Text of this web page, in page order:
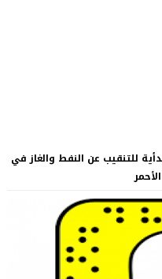
للتنقيب عن النفط والغاز في